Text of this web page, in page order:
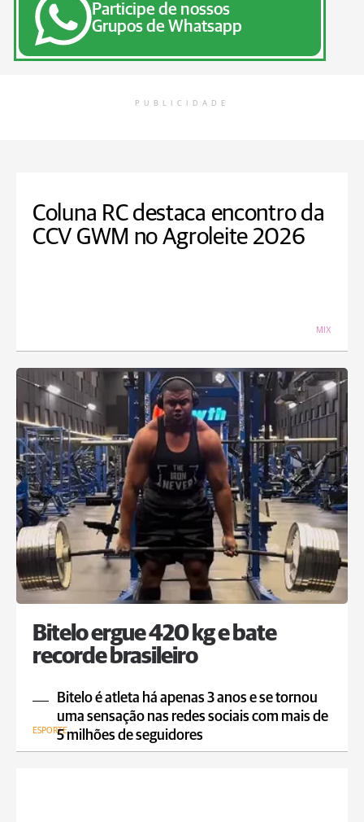
Participe de nossos
Grupos de Whatsapp
PUBLICIDADE
Coluna RC destaca encontro da
CCV GWM no Agroleite 2026
MIX
Bitelo ergue 420 kg e bate
recorde brasileiro
Bitelo é atleta há apenas 3 anos e se tornou
uma sensação nas redes sociais com mais de
5 milhões de seguidores
ESPORTE